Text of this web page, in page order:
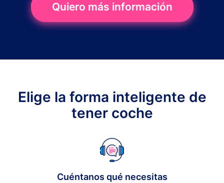
Quiero más información
Elige la forma inteligente de
tener coche
Cuéntanos qué necesitas